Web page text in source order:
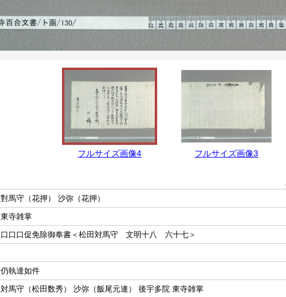
フルサイズ画像4 フルサイズ画像3
對馬守（花押） 沙弥（花押）
東寺雑掌
口口口促免除御奉書＜松田対馬守 文明十八 六十七＞
仍執達如件
対馬守（松田数秀） 沙弥（飯尾元連） 後宇多院 東寺雑掌